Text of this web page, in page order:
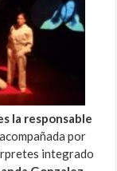
la responsable
por
integrado